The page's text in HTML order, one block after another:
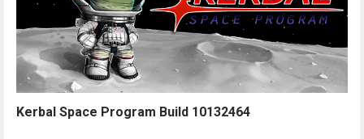
Kerbal Space Program Build 10132464